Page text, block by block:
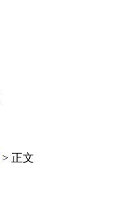
> 正文